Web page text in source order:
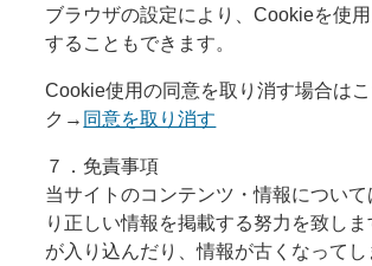
ブラウザの設定により、Cookieを使
することもできます。
Cookie使用の同意を取り消す場合は
ク → 同意を取り消す
７．免責事項
当サイトのコンテンツ・情報につい
り正しい情報を掲載する努力を致し
が入り込んだり、情報が古くなってし